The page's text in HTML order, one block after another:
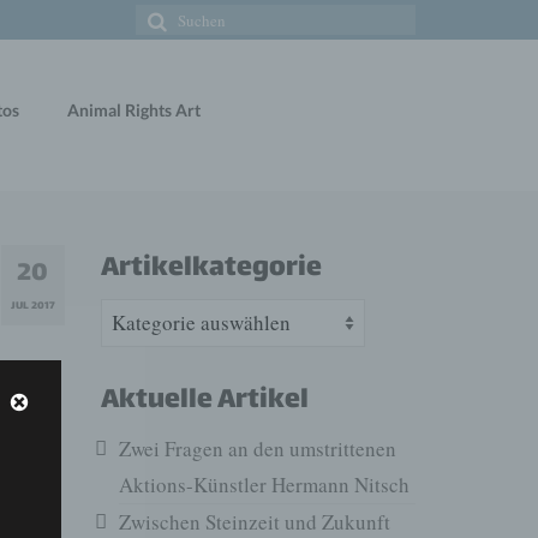
Suche
nach:
Animal Rights Art
20
JUL 2017
Artikelkategorie
Artikelkategorie
Aktuelle Artikel
Zwei Fragen an den umstrittenen
Aktions-Künstler Hermann Nitsch
Zwischen Steinzeit und Zukunft